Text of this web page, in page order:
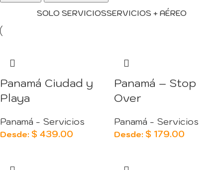
SOLO SERVICIOSSERVICIOS + AÉREO
Panamá Ciudad y
Playa
Panamá - Servicios
Desde: $ 439.00
Panamá – Stop
Over
Panamá - Servicios
Desde: $ 179.00